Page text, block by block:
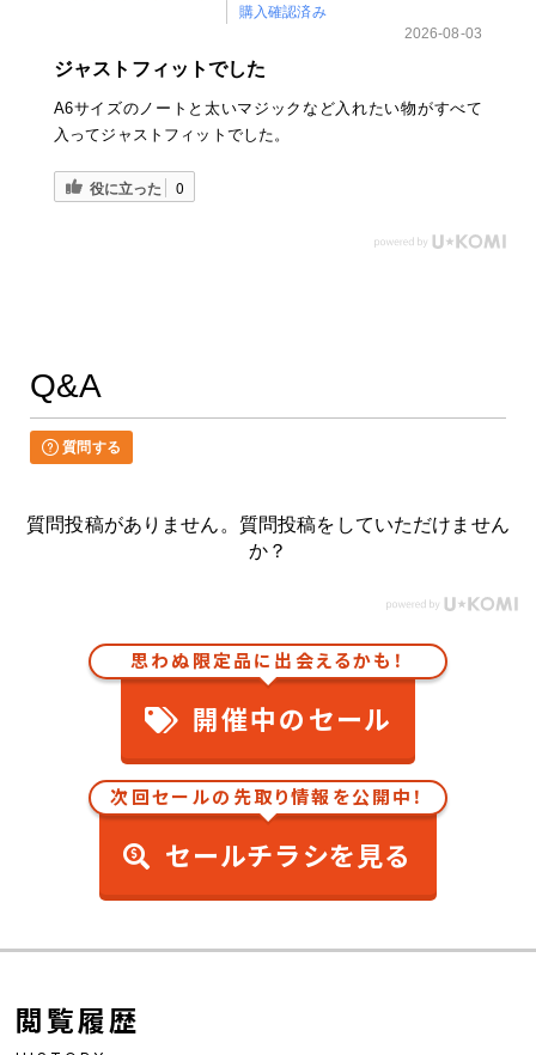
購入確認済み
2026-08-03
ジャストフィットでした
A6サイズのノートと太いマジックなど入れたい物がすべて
入ってジャストフィットでした。
役に立った 0
Q&A
質問する
質問投稿がありません。質問投稿をしていただけません
か？
思わぬ限定品に出会えるかも！
開催中のセール
次回セールの先取り情報を公開中！
セールチラシを見る
閲覧履歴